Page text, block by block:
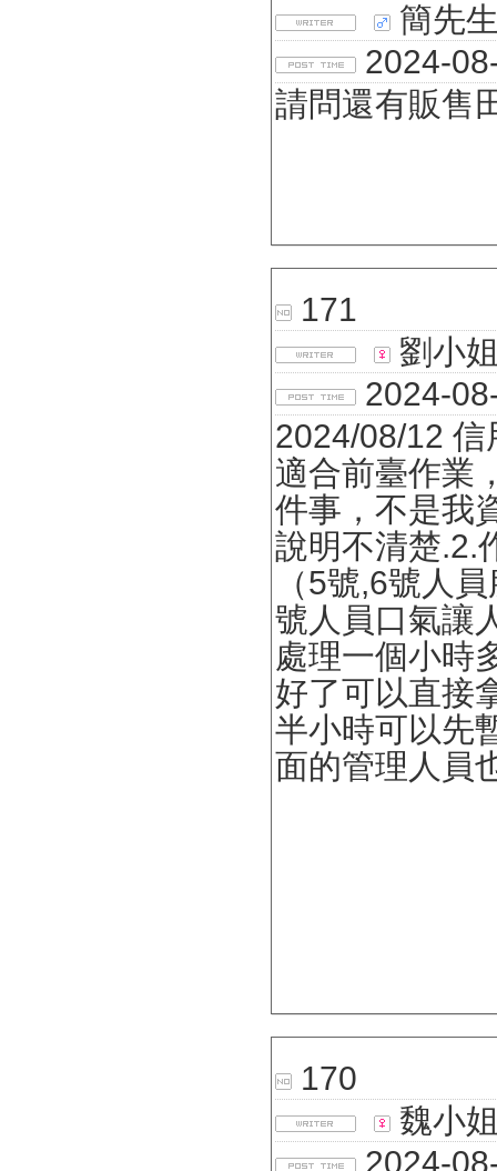
簡先
2024-
請問還有販售
171
劉小
2024-
2024/08/12
適合前臺作業
件事，不是我
說明不清楚.2.
（5號,6號人
號人員口氣讓
處理一個小時
好了可以直接
半小時可以先
面的管理人員
170
魏小
2024-